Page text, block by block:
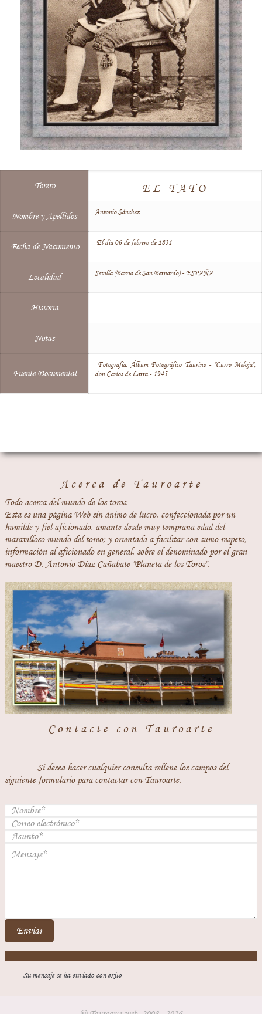
Torero EL TATO
Nombre y Apellidos Antonio Sánchez
Fecha de Nacimiento El día 06 de febrero de 1831
Localidad Sevilla (Barrio de San Bernardo) - ESPAÑA
Historia
Notas
Fuente Documental
Fotografía: Álbum Fotográfico Taurino - "Curro Meloja",
don Carlos de Larra - 1945
Acerca de Tauroarte
Todo acerca del mundo de los toros.
Esta es una página Web sin ánimo de lucro, confeccionada por un
humilde y fiel aficionado, amante desde muy temprana edad del
maravilloso mundo del toreo; y orientada a facilitar con sumo respeto,
información al aficionado en general, sobre el denominado por el gran
maestro D. Antonio Díaz Cañabate "Planeta de los Toros".
Contacte con Tauroarte
Si desea hacer cualquier consulta rellene los campos del
siguiente formulario para contactar con Tauroarte.
Enviar
Su mensaje se ha enviado con exito